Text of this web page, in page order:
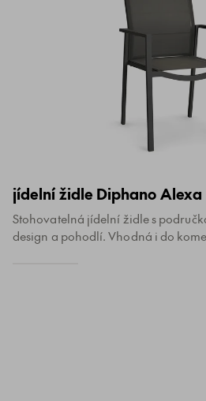
jídelní židle Diphano Alexa
Stohovatelná jídelní židle s
design a pohodlí. Vhodná i do